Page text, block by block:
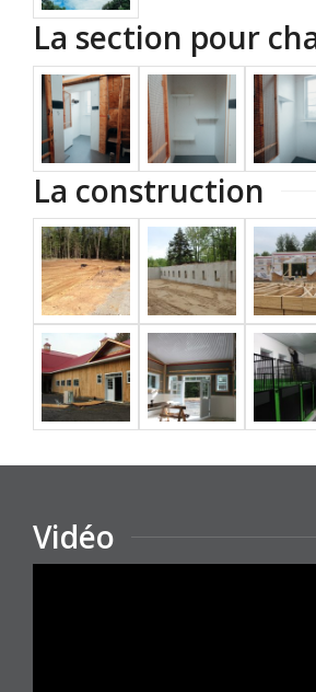
La section pour
La construction
Vidéo